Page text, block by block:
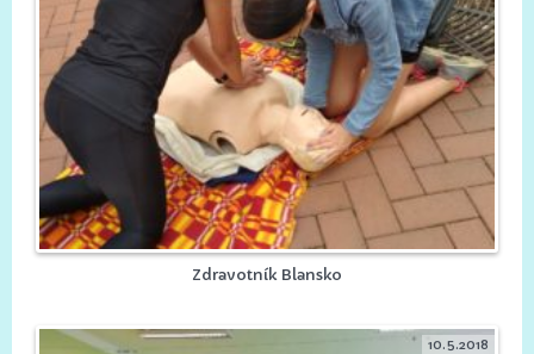
Zdravotník Blansko
10.5.2018